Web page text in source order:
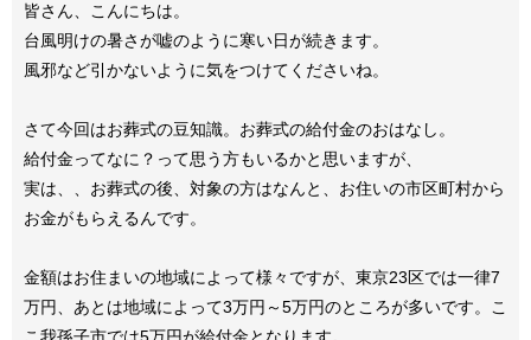
皆さん、こんにちは。
台風明けの暑さが嘘のように寒い日が続きます。
風邪など引かないように気をつけてくださいね。
さて今回はお葬式の豆知識。お葬式の給付金のおはなし。
給付金ってなに？って思う方もいるかと思いますが、
実は、、お葬式の後、対象の方はなんと、お住いの市区町村から
お金がもらえるんです。
金額はお住まいの地域によって様々ですが、東京23区では一律7
万円、あとは地域によって3万円～5万円のところが多いです。こ